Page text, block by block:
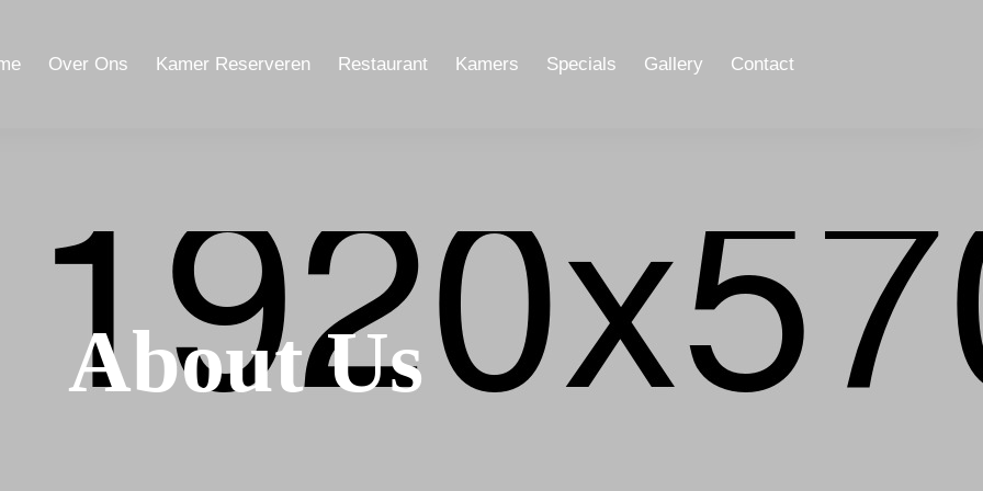
Over Ons Kamer Reserveren Restaurant Kamers Specials Gallery Contact
About Us